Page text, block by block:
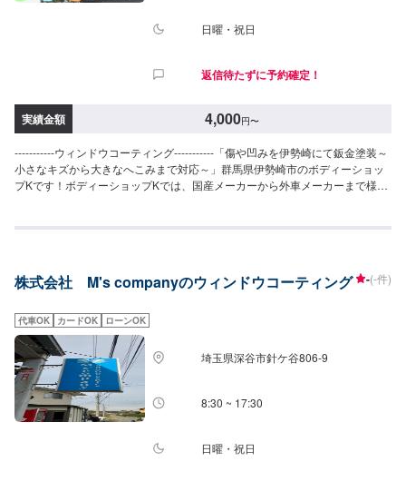
日曜・祝日
返信待たずに予約確定！
実績金額 4,000円〜
-----------ウィンドウコーティング-----------「傷や凹みを伊勢崎にて鈑金塗装～
小さなキズから大きなへこみまで対応～」群馬県伊勢崎市のボディーショッ
プKです！ボディーショップKでは、国産メーカーから外車メーカーまで様々
色あせや剥げなどお客様の大切な愛車をプロの技でお直しいたします。お困
します。フロンガス交換機有！最新車種のエアコン修理も対応できます！全
任せください！--------------------------------------------------【1】オファーにてお問
い合わせ【2】お見積り【3】お見積りにご納得いただければ作業開始【4】
仕上がり次第納車-----------パーツ持ち込みについて-----------パーツの持ち込み
可能です。オファーにて詳細をお願い致します。【定休日・営業時間】定休
日：日曜日、祝日営業時間：8:30~17:30
株式会社 M's companyのウィンドウコーティング -(-件)
代車OK カードOK ローンOK
埼玉県深谷市針ケ谷806‐9
8:30 ~ 17:30
日曜・祝日